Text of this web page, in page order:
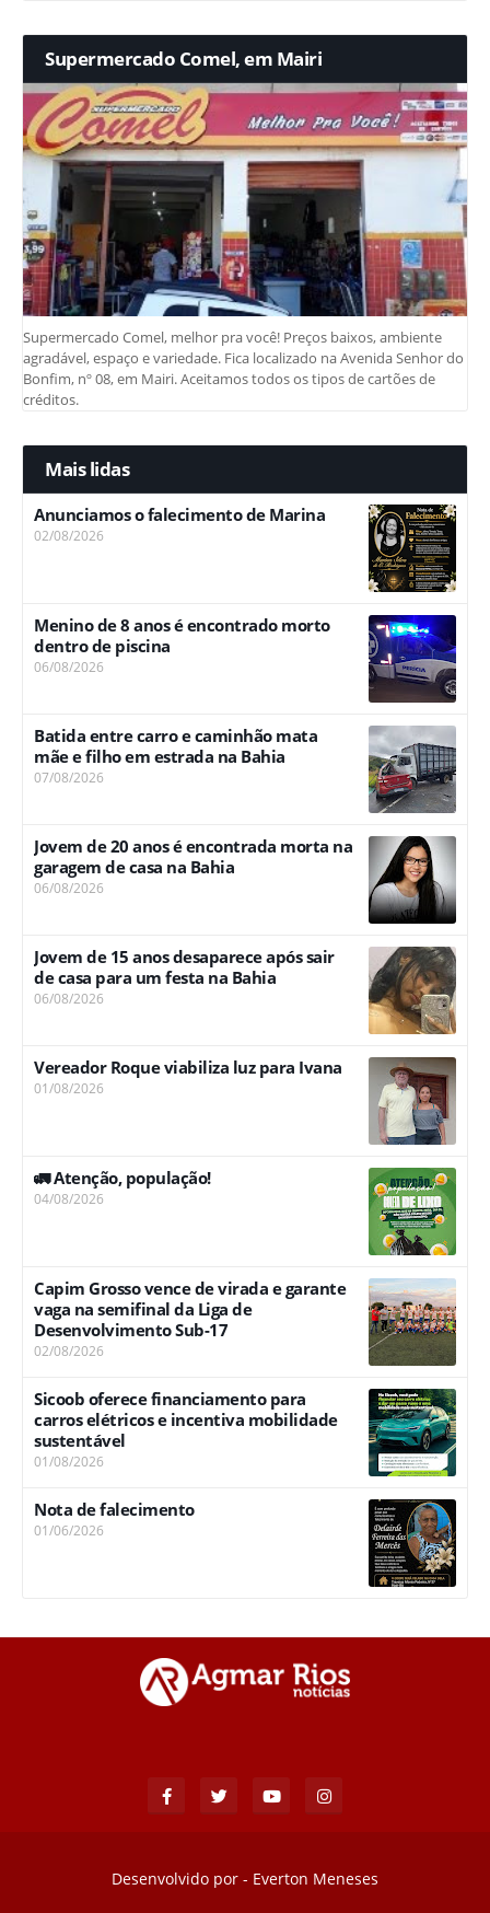
Supermercado Comel, em Mairi
Supermercado Comel, melhor pra você! Preços baixos, ambiente
agradável, espaço e variedade. Fica localizado na Avenida Senhor do
Bonfim, nº 08, em Mairi. Aceitamos todos os tipos de cartões de
créditos.
Mais lidas
Anunciamos o falecimento de Marina
02/08/2026
Menino de 8 anos é encontrado morto
dentro de piscina
06/08/2026
Batida entre carro e caminhão mata
mãe e filho em estrada na Bahia
07/08/2026
Jovem de 20 anos é encontrada morta na
garagem de casa na Bahia
06/08/2026
Jovem de 15 anos desaparece após sair
de casa para um festa na Bahia
06/08/2026
Vereador Roque viabiliza luz para Ivana
01/08/2026
🚛 Atenção, população!
04/08/2026
Capim Grosso vence de virada e garante
vaga na semifinal da Liga de
Desenvolvimento Sub-17
02/08/2026
Sicoob oferece financiamento para
carros elétricos e incentiva mobilidade
sustentável
01/08/2026
Nota de falecimento
01/06/2026
Desenvolvido por - Everton Meneses